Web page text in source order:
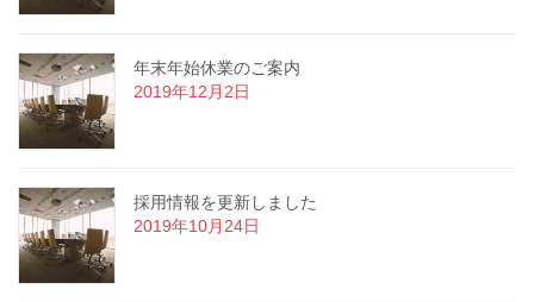
年末年始休業のご案内
2019年12月2日
採用情報を更新しました
2019年10月24日